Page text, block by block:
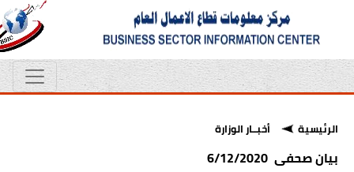
الرئيسية أخبــار الوزارة
بيان صحفى 6/12/2020